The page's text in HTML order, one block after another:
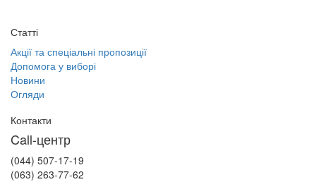
Статті
Акції та спеціальні пропозиції
Допомога у виборі
Новини
Огляди
Контакти
Call-центр
(044) 507-17-19
(063) 263-77-62